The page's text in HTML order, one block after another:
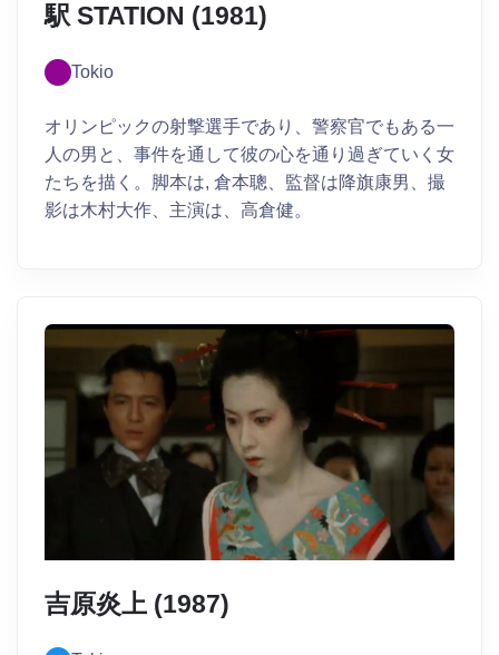
駅 STATION (1981)
Tokio
オリンピックの射撃選手であり、警察官でもある一
人の男と、事件を通して彼の心を通り過ぎていく女
たちを描く。脚本は, 倉本聰、監督は降旗康男、撮
影は木村大作、主演は、高倉健。
吉原炎上 (1987)